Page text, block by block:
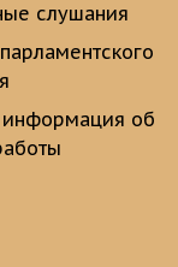
слушания
информация об